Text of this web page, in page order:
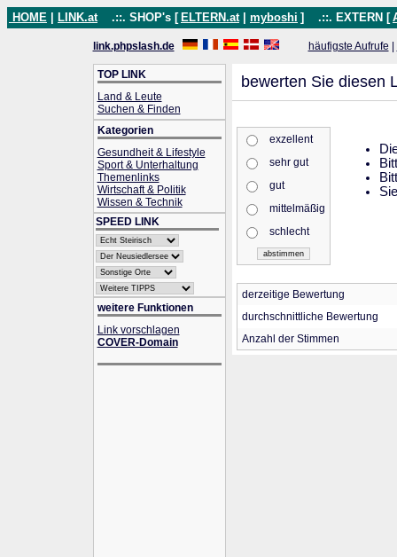
HOME LINK.at .::. SHOP's [ ELTERN.at myboshi ] .::. EXTERN [
link.phpslash.de häufigste Aufrufe
TOP LINK
Land & Leute
Suchen & Finden
Kategorien
Gesundheit & Lifestyle
Sport & Unterhaltung
Themenlinks
Wirtschaft & Politik
Wissen & Technik
SPEED LINK
weitere Funktionen
Link vorschlagen
COVER-Domain
bewerten Sie diesen
exzellent
sehr gut
gut
mittelmäßig
schlecht
derzeitige Bewertung
durchschnittliche Bewertung
Anzahl der Stimmen